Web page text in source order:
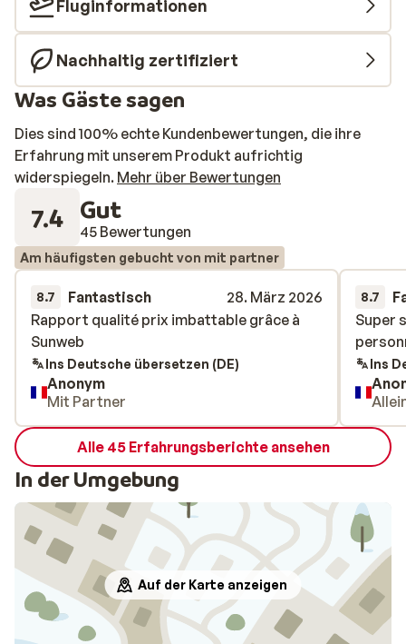
Fluginformationen
Nachhaltig zertifiziert
Was Gäste sagen
Dies sind 100% echte Kundenbewertungen, die ihre
Erfahrung mit unserem Produkt aufrichtig
widerspiegeln. Mehr über Bewertungen
7.4 Gut
45 Bewertungen
Am häufigsten gebucht von mit partner
8.7 Fantastisch
28. März 2026
Rapport qualité prix imbattable grâce à
Sunweb
Rapport qualité prix imbattable grâce à
Sunweb
Ins Deutsche übersetzen (DE)
Anonym
Mit Partner
8.7
Super
Super
Ins
Alle 45 Erfahrungsberichte ansehen
In der Umgebung
Auf der Karte anzeigen